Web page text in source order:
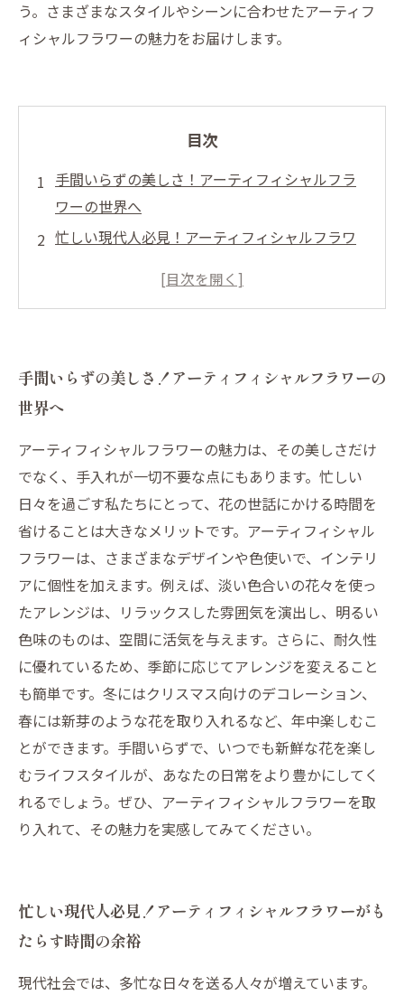
う。さまざまなスタイルやシーンに合わせたアーティフ
ィシャルフラワーの魅力をお届けします。
目次
手間いらずの美しさ！アーティフィシャルフラ
ワーの世界へ
忙しい現代人必見！アーティフィシャルフラワ
インテリアに彩りを！多様なデザインと色使い
のアレンジ方法
手入れ不要で持続する美しさ、その秘訣を探る
アーティフィシャルフラワーを使った心豊かな
生活の提案
あなたの暮らしにフィットするアーティフィシ
ャルフラワーの選び方
手間いらずの美しさ！アーティフィシャルフラワーの
世界へ
アーティフィシャルフラワーの魅力は、その美しさだけ
でなく、手入れが一切不要な点にもあります。忙しい
日々を過ごす私たちにとって、花の世話にかける時間を
省けることは大きなメリットです。アーティフィシャル
フラワーは、さまざまなデザインや色使いで、インテリ
アに個性を加えます。例えば、淡い色合いの花々を使っ
たアレンジは、リラックスした雰囲気を演出し、明るい
色味のものは、空間に活気を与えます。さらに、耐久性
に優れているため、季節に応じてアレンジを変えること
も簡単です。冬にはクリスマス向けのデコレーション、
春には新芽のような花を取り入れるなど、年中楽しむこ
とができます。手間いらずで、いつでも新鮮な花を楽し
むライフスタイルが、あなたの日常をより豊かにしてく
れるでしょう。ぜひ、アーティフィシャルフラワーを取
り入れて、その魅力を実感してみてください。
忙しい現代人必見！アーティフィシャルフラワーがも
たらす時間の余裕
現代社会では、多忙な日々を送る人々が増えています。